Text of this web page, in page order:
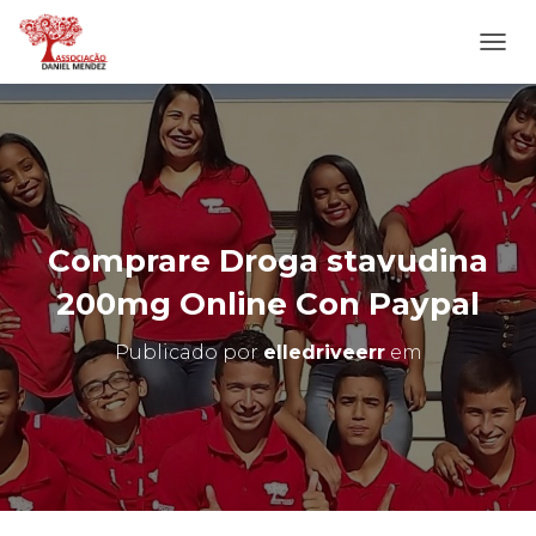
L
T
E
R
N
A
N
A
E
G
O
Comprare Droga stavudina
200mg Online Con Paypal
Publicado por elledriveerrem